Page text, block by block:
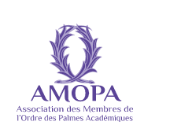
contenu